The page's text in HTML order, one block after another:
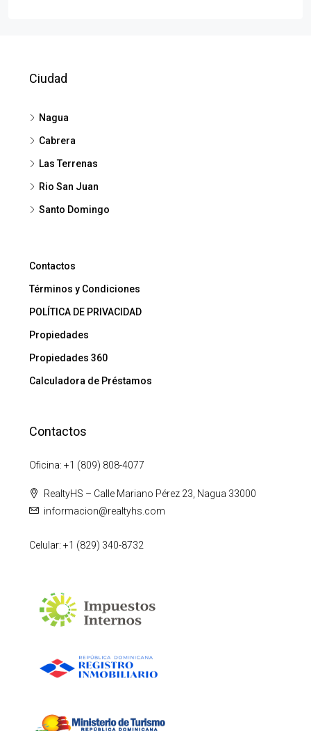
Ciudad
Nagua
Cabrera
Las Terrenas
Rio San Juan
Santo Domingo
Contactos
Términos y Condiciones
POLÍTICA DE PRIVACIDAD
Propiedades
Propiedades 360
Calculadora de Préstamos
Contactos
Oficina: +1 (809) 808-4077
RealtyHS – Calle Mariano Pérez 23, Nagua 33000
informacion@realtyhs.com
Celular: +1 (829) 340-8732